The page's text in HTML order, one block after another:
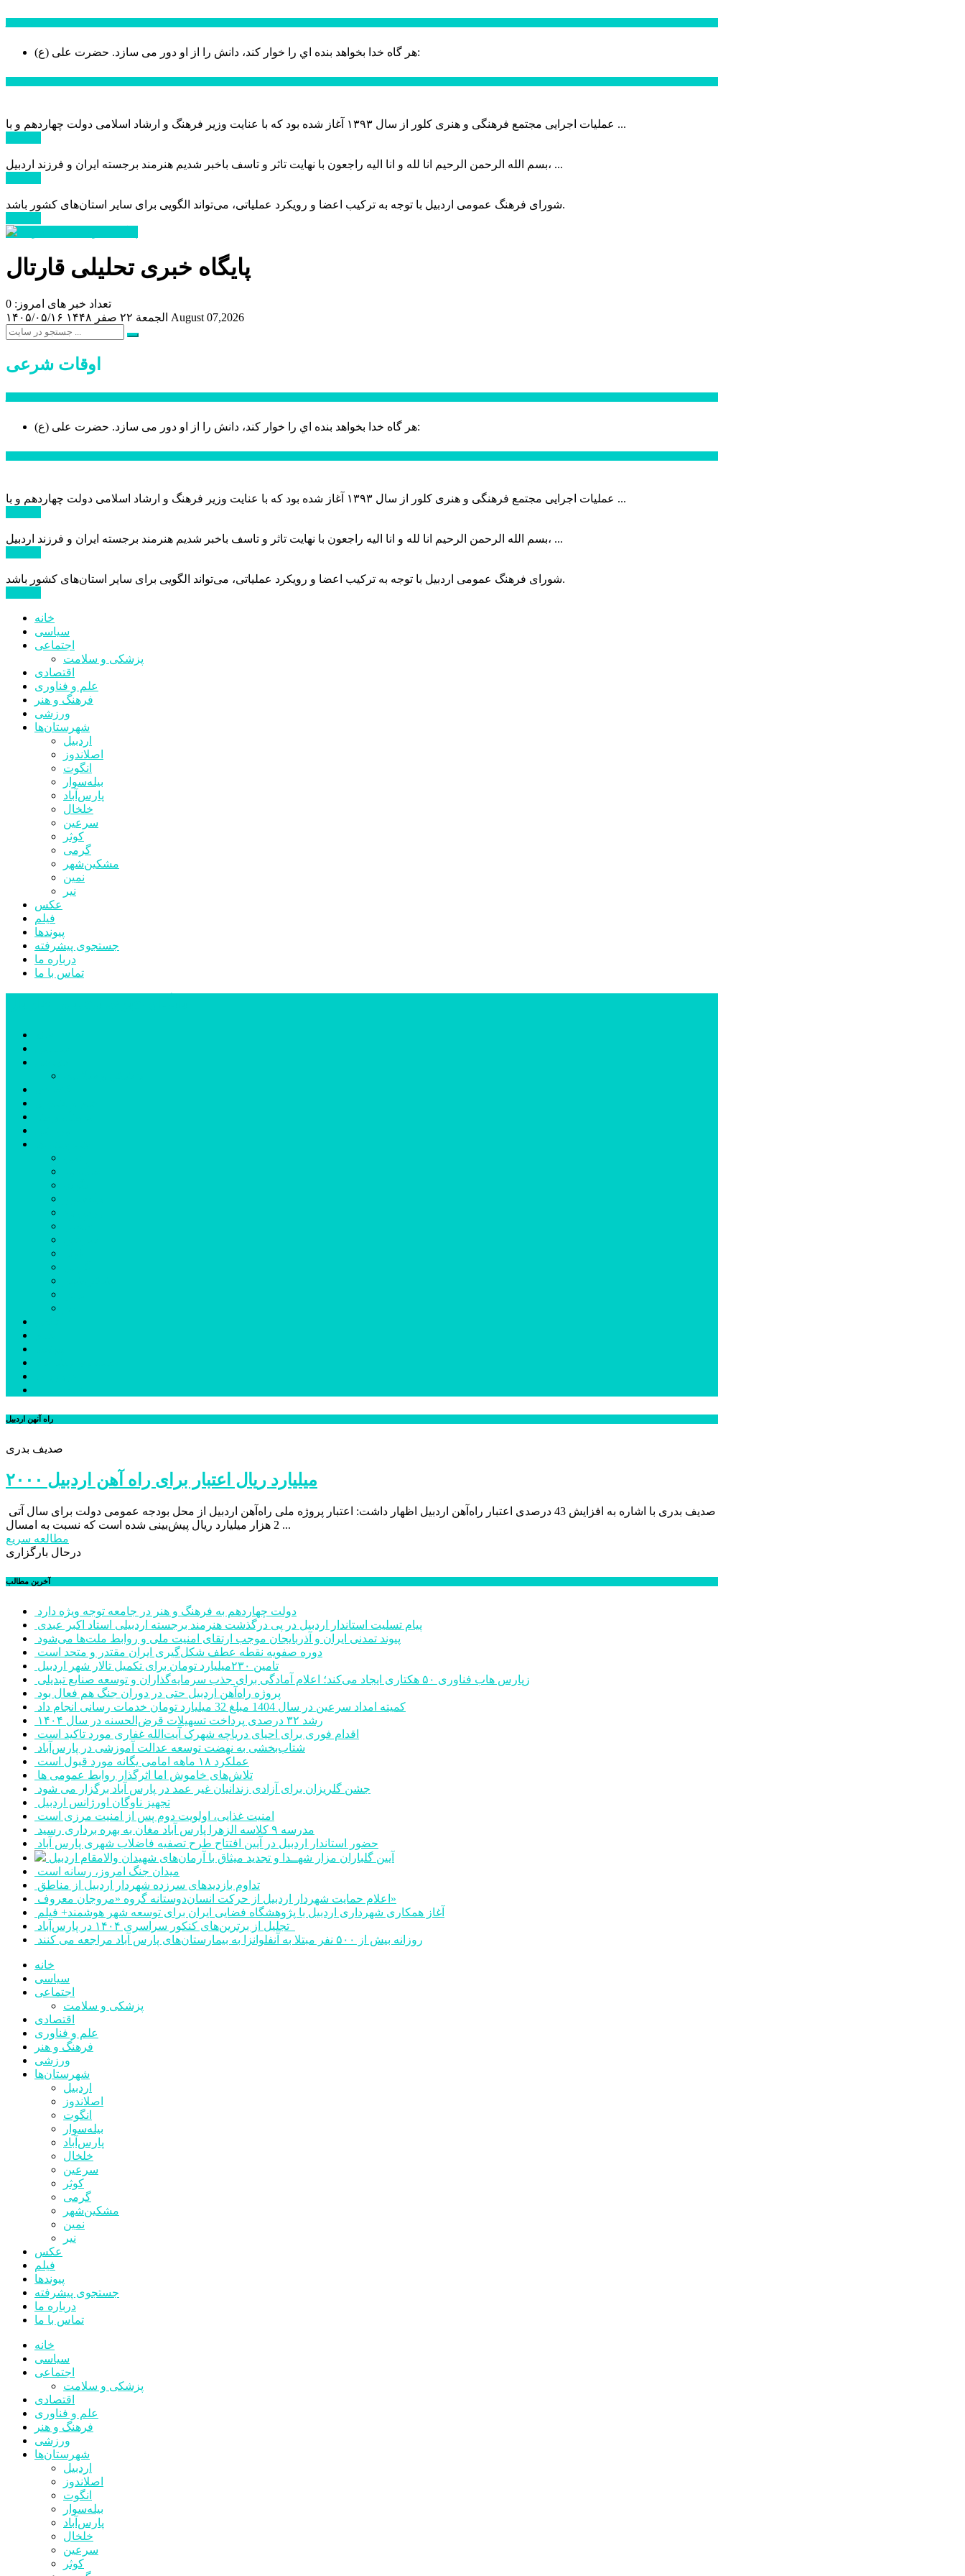
هر گاه خدا بخواهد بنده اي را خوار كند، دانش را از او دور می سازد.حضرت علی (ع):
عملیات اجرایی مجتمع فرهنگی و هنری کلور از سال ۱۳۹۳ آغاز شده بود که با عنایت وزیر فرهنگ و ارشاد اسلامی دولت چهاردهم و با ...
بسم الله الرحمن الرحیم انا لله و انا الیه راجعون با نهایت تاثر و تاسف باخبر شدیم هنرمند برجسته ایران و فرزند اردبیل، ...
شورای فرهنگ عمومی اردبیل با توجه به ترکیب اعضا و رویکرد عملیاتی، می‌تواند الگویی برای سایر استان‌های کشور باشد.
پایگاه خبری تحلیلی قارتال
تعداد خبر های امروز: 0
۱۴۰۵/۰۵/۱۶
الجمعة ۲۲ صفر ۱۴۴۸ August 07,2026
اوقات شرعی
هر گاه خدا بخواهد بنده اي را خوار كند، دانش را از او دور می سازد.حضرت علی (ع):
عملیات اجرایی مجتمع فرهنگی و هنری کلور از سال ۱۳۹۳ آغاز شده بود که با عنایت وزیر فرهنگ و ارشاد اسلامی دولت چهاردهم و با ...
بسم الله الرحمن الرحیم انا لله و انا الیه راجعون با نهایت تاثر و تاسف باخبر شدیم هنرمند برجسته ایران و فرزند اردبیل، ...
شورای فرهنگ عمومی اردبیل با توجه به ترکیب اعضا و رویکرد عملیاتی، می‌تواند الگویی برای سایر استان‌های کشور باشد.
خانه
سیاسی
اجتماعی
پزشکی و سلامت
اقتصادی
علم و فناوری
فرهنگ و هنر
ورزشی
شهرستان‌ها
اردبیل
اصلاندوز
انگوت
بیله‌سوار
پارس‌آباد
خلخال
سرعین
کوثر
گرمی
مشکین‌شهر
نمین
نیر
عکس
فیلم
پیوندها
جستجوی پیشرفته
درباره ما
تماس با ما
راه آنهن اردبیل
صدیف بدری
۲۰۰۰ میلیارد ریال اعتبار برای راه آهن اردبیل
2 هزار میلیارد ریال پیش‌بینی شده است که نسبت به امسال ...
مطالعه سریع
درحال بارگزاری
آخرین مطالب
دولت چهاردهم به فرهنگ و هنر در جامعه توجه ویژه دارد
پیام تسلیت استاندار اردبیل در پی درگذشت هنرمند برجسته اردبیلی استاد اکبر عبدی
پیوند تمدنی ایران و آذربایجان موجب ارتقای امنیت ملی و روابط ملت‌ها می‌شود
دوره صفویه نقطه عطف شکل‌گیری ایران مقتدر و متحد است
تامین ۲۳۰میلیارد تومان برای تکمیل تالار شهر اردبیل
زپارس هاب فناوری ۵۰ هکتاری ایجاد می‌کند؛ اعلام آمادگی برای جذب سرمایه‌گذاران و توسعه صنایع تبدیلی
پروژه راه‌آهن اردبیل حتی در دوران جنگ هم فعال بود
کمیته امداد سرعین در سال 1404 مبلغ 32 میلیارد تومان خدمات رسانی انجام داد
رشد ۳۲ درصدی پرداخت تسهیلات قرض‌الحسنه در سال ۱۴۰۴
اقدام فوری برای احیای دریاچه شهرک آیت‌الله غفاری مورد تاکید است
شتاب‌بخشی به نهضت توسعه عدالت آموزشی در پارس‌آباد
عملکرد ۱۸ ماهه امامی یگانه مورد قبول است
تلاش‌های خاموش اما اثرگذار روابط عمومی ها
جشن گلریزان برای آزادی زندانیان غیر عمد در پارس آباد برگزار می شود
تجهیز ناوگان اورژانس اردبیل
امنیت غذایی، اولویت دوم پس از امنیت مرزی است
مدرسه ۹ کلاسه الزهرا پارس آباد مغان به بهره برداری رسید
حضور استاندار اردبیل در آیین افتتاح طرح تصفیه فاضلاب شهری پارس آباد
آیین گلباران مزار شهــدا و تجدید میثاق با آرمان‌های شهیدان والامقام اردبیل
میدان جنگ امروز، رسانه است
تداوم بازدیدهای سرزده شهردار اردبیل از مناطق
اعلام حمایت شهردار اردبیل از حرکت انسان‌دوستانه گروه «مروجان معروف»
آغاز همکاری شهرداری اردبیل با پژوهشگاه فضایی ایران برای توسعه شهر هوشمند+ فیلم
روزانه بیش از ۵۰۰ نفر مبتلا به آنفلوانزا به بیمارستان‌های پارس آباد مراجعه می کنند
خانه
سیاسی
اجتماعی
پزشکی و سلامت
اقتصادی
علم و فناوری
فرهنگ و هنر
ورزشی
شهرستان‌ها
اردبیل
اصلاندوز
انگوت
بیله‌سوار
پارس‌آباد
خلخال
سرعین
کوثر
گرمی
مشکین‌شهر
نمین
نیر
عکس
فیلم
پیوندها
جستجوی پیشرفته
درباره ما
تماس با ما
خانه
سیاسی
اجتماعی
پزشکی و سلامت
اقتصادی
علم و فناوری
فرهنگ و هنر
ورزشی
شهرستان‌ها
اردبیل
اصلاندوز
انگوت
بیله‌سوار
پارس‌آباد
خلخال
سرعین
کوثر